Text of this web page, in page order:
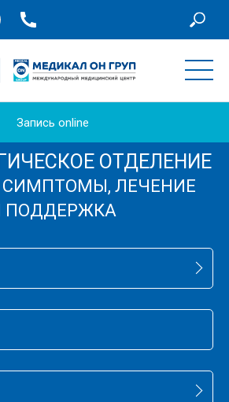
Запись online
ОТДЕЛЕНИЕ
СИМПТОМЫ, ЛЕЧЕНИЕ
ПОДДЕРЖКА